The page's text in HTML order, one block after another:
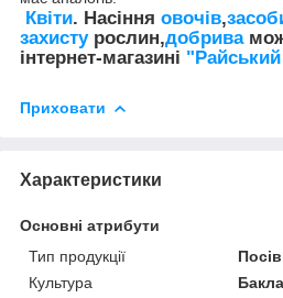
Квіти. Насіння овочів,
захистурослин,добрива
інтернет-магазині
Приховати
Характеристики
Основні атрибути
Тип продукції
Культура